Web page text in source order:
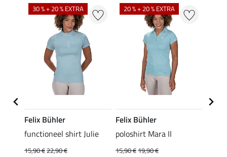
30 % + 20 % EXTRA
Felix Bühler
functioneel shirt Julie
15,90 €22,90 €
20 % + 20 % EXTRA
Felix Bühler
poloshirt Mara II
15,90 €19,90 €